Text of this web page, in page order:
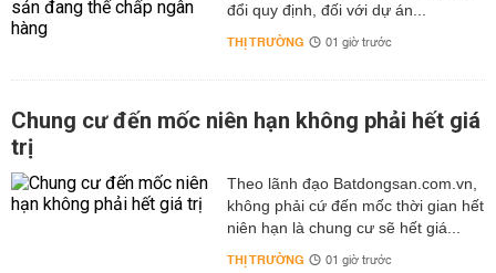
đổi quy định, đối với dự án...
THỊ TRƯỜNG 01 giờ trước
Chung cư đến mốc niên hạn không phải hết giá
trị
Theo lãnh đạo Batdongsan.com.vn,
không phải cứ đến mốc thời gian hết
niên hạn là chung cư sẽ hết giá...
THỊ TRƯỜNG 01 giờ trước